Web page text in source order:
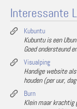
Interessante
Kubuntu
Kubuntu is een
Goed ondersteund
Visualping
Handige website
houden (per uur,
Burn
Klein maar krachtig